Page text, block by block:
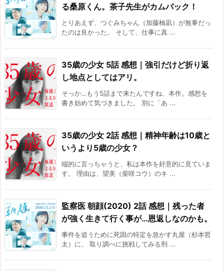
る桑原くん。茶子先生がカムバック！
とりあえず、つぐみちゃん（加藤柚凪）が無事だっ
たのは良かった。 そして、仕事に真 ...
35歳の少女 5話 感想｜強引だけど折り返
し地点としてはアリ。
そっか…もう5話まで来たんですね、本作。感想を
書き始めて気づきました。 別に「あ ...
35歳の少女 2話 感想｜精神年齢は10歳と
いうより5歳の少女？
端的に言っちゃうと、私は本作を好意的に見ていま
す。 理由は、望美（柴咲コウ）のキ ...
監察医 朝顔(2020) 2話 感想｜残った者
が強く生きて行く事が…恩返しなのかも。
事件を追うために死因の特定を急かす丸屋（杉本哲
太）に、 取り調べに挑戦してみる刑 ...